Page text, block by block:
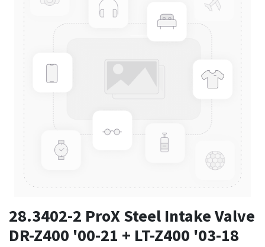
28.3402-2 ProX Steel Intake Valve
DR-Z400 '00-21 + LT-Z400 '03-18